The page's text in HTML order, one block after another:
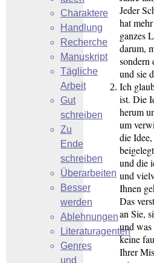
Charaktere
Handlung
Recherche
Manuskript
Tägliche
Arbeit
Gut
schreiben
Zu
Ende
schreiben
Überarbeiten
Besser
werden
Ablehnungen
Literaturagenten
Genres
und
Jeder
hat
ganzes
darum,
sondern
und sie
Ich
ist. Die
herum
um
die
und die
und
Ihnen
Das
an Sie,
und
keine
Ihrer